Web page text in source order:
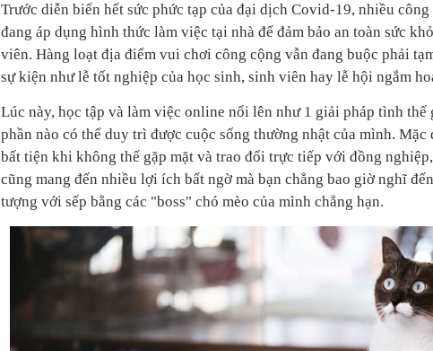
Trước diễn biến hết sức phức tạp của đại dịch Covid-19, nhiều
đang áp dụng hình thức làm việc tại nhà để đảm bảo an toàn sức
viên. Hàng loạt địa điểm vui chơi công cộng vẫn đang buộc phải
sự kiện như lễ tốt nghiệp của học sinh, sinh viên hay lễ hội ngắm
Lúc này, học tập và làm việc online nổi lên như 1 giải pháp tình
phần nào có thể duy trì được cuộc sống thường nhật của mình. Mặc
bất tiện khi không thể gặp mặt và trao đổi trực tiếp với đồng
cũng mang đến nhiều lợi ích bất ngờ mà bạn chẳng bao giờ nghĩ
tượng với sếp bằng các "boss" chó mèo của mình chẳng hạn.